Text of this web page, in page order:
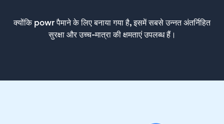
क्योंकि powr पैमाने के लिए बनाया गया है, इसमें सबसे उन्नत अंतर्निहित
सुरक्षा और उच्च-मात्रा की क्षमताएं उपलब्ध हैं।